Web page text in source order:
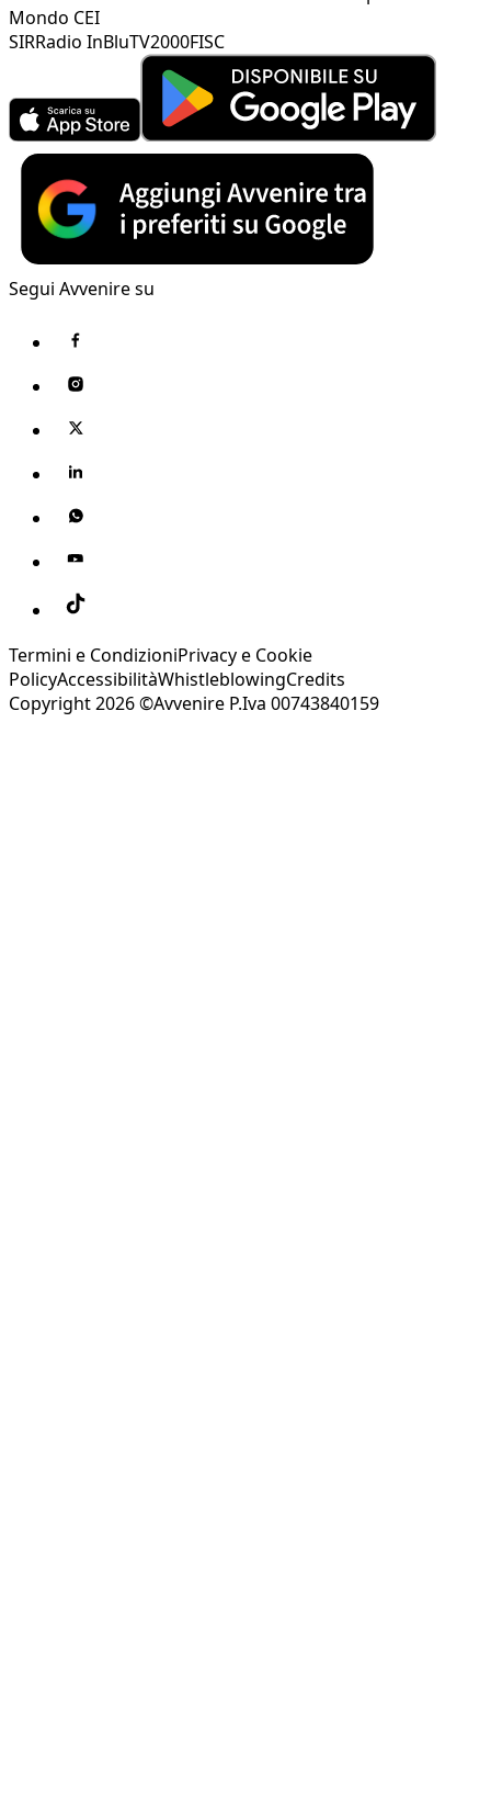
Mondo CEI
SIRRadio InBluTV2000FISC
Segui Avvenire su
Termini e CondizioniPrivacy e Cookie
PolicyAccessibilitàWhistleblowingCredits
Copyright 2026 ©Avvenire P.Iva 00743840159